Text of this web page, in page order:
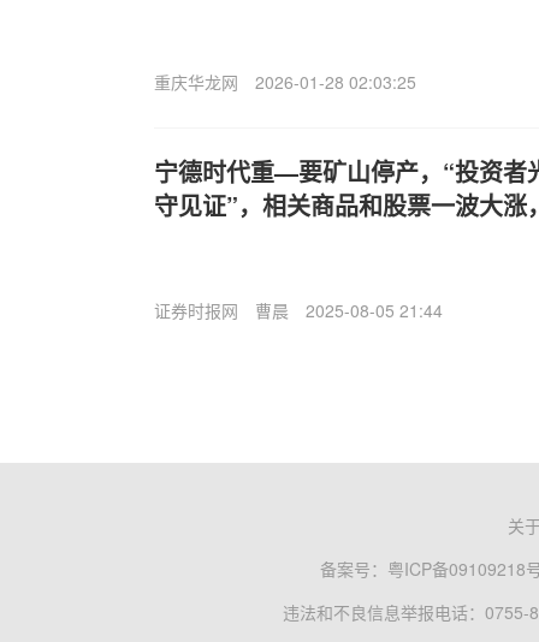
重庆华龙网 2026-01-28 02:03:25
宁德时代重—要矿山停产，“投资者
守见证”，相关商品和股票一波大
证券时报网 曹晨 2025-08-05 21:44
关
备案号： 粤ICP备09109218
违法和不良信息举报电话：0755-